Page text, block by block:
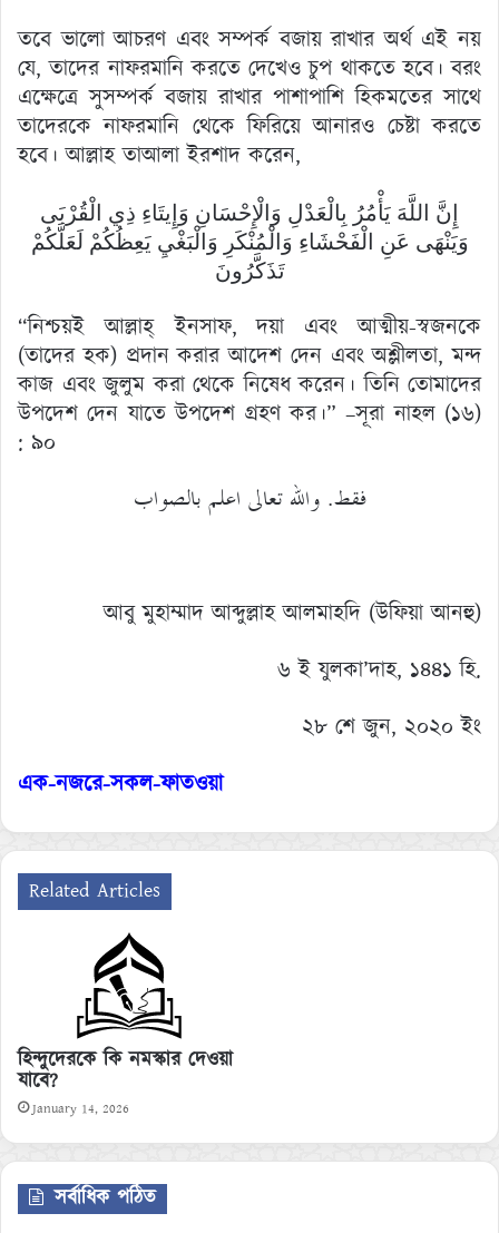
তবে ভালো আচরণ এবং সম্পর্ক বজায় রাখার অর্থ এই নয়
যে, তাদের নাফরমানি করতে দেখেও চুপ থাকতে হবে। বরং
এক্ষেত্রে সুসম্পর্ক বজায় রাখার পাশাপাশি হিকমতের সাথে
তাদেরকে নাফরমানি থেকে ফিরিয়ে আনারও চেষ্টা করতে
হবে। আল্লাহ তাআলা ইরশাদ করেন,
إِنَّ اللَّهَ يَأْمُرُ بِالْعَدْلِ وَالْإِحْسَانِ وَإِيتَاءِ ذِي الْقُرْبَى
وَيَنْهَى عَنِ الْفَحْشَاءِ وَالْمُنْكَرِ وَالْبَغْيِ يَعِظُكُمْ لَعَلَّكُمْ
تَذَكَّرُونَ
“নিশ্চয়ই আল্লাহ্ ইনসাফ, দয়া এবং আত্মীয়-স্বজনকে
(তাদের হক) প্রদান করার আদেশ দেন এবং অশ্লীলতা, মন্দ
কাজ এবং জুলুম করা থেকে নিষেধ করেন। তিনি তোমাদের
উপদেশ দেন যাতে উপদেশ গ্রহণ কর।” –সূরা নাহল (১৬)
: ৯০
فقط. والله تعالى اعلم بالصواب
আবু মুহাম্মাদ আব্দুল্লাহ আলমাহদি (উফিয়া আনহু)
৬ ই যুলকা’দাহ, ১৪৪১ হি.
২৮ শে জুন, ২০২০ ইং
এক-নজরে-সকল-ফাতওয়া
Related Articles
হিন্দুদেরকে কি নমস্কার দেওয়া
যাবে?
January 14, 2026
সর্বাধিক পঠিত